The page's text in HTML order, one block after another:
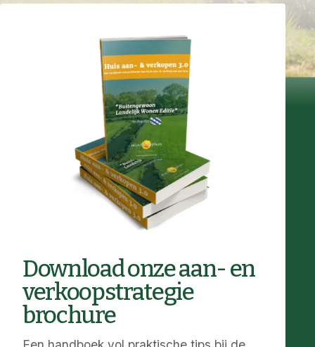
Download onze aan- en
verkoopstrategie
brochure